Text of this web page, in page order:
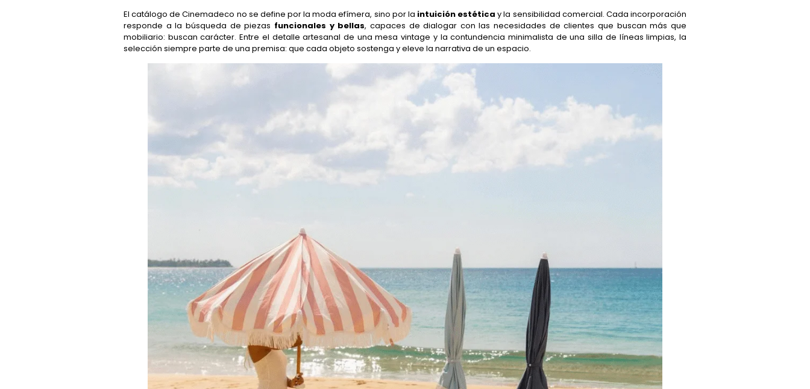
El catálogo de Cinemadeco no se define por la moda efímera, sino por la intuición estética y la sensibilidad comercial. Cada incorporación
responde a la búsqueda de piezas funcionales y bellas, capaces de dialogar con las necesidades de clientes que buscan más que
mobiliario: buscan carácter. Entre el detalle artesanal de una mesa vintage y la contundencia minimalista de una silla de líneas limpias, la
selección siempre parte de una premisa: que cada objeto sostenga y eleve la narrativa de un espacio.